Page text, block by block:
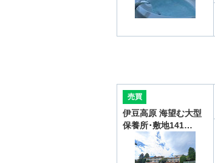
売買
伊豆高原 海望む大型
保養所･敷地141…